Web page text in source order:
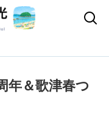
年＆歌津春つ